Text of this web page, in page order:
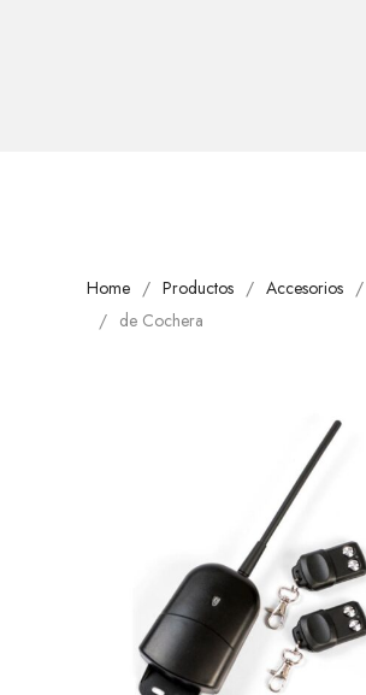
Home Productos Accesorios
de Cochera